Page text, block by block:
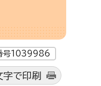
号1039986
字で印刷